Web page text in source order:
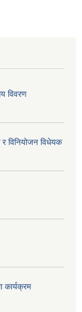
विवरण
विनियोजन विधेयक
कार्यक्रम